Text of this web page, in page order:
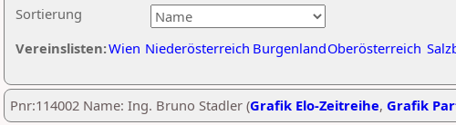
Sortierung
Vereinslisten:Wien Niederösterreich BurgenlandOberösterreich
Pnr:114002 Name: Ing. Bruno Stadler (Grafik Elo-Zeitreihe, Grafik